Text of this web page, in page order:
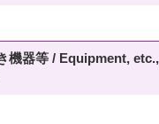
機器等 / Equipment,